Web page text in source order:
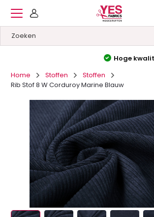
Hoge kwaliteit&Lage
Home
Stoffen
Stoffen
Rib Stof 8 W Corduroy Marine Blauw